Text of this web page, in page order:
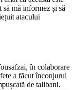
mă informez și să
atacului
în colaborare
a făcut înconjurul
de talibani.